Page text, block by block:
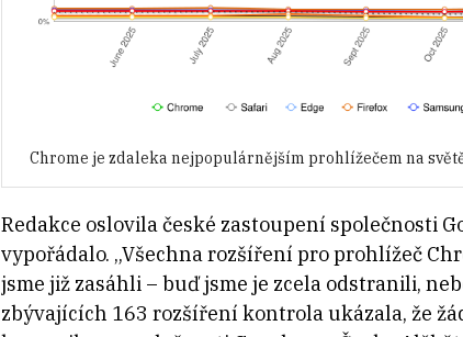
Chrome je zdaleka nejpopulárnějším prohlížečem na
Redakce oslovila české zastoupení společnosti
vypořádalo. „Všechna rozšíření pro prohlížeč
jsme již zasáhli – buď jsme je zcela odstranili,
zbývajících 163 rozšíření kontrola ukázala, že